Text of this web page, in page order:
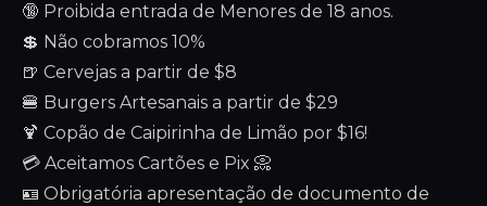
🔞 Proibida entrada de Menores de 18 anos.
💲 Não cobramos 10%
🍺 Cervejas a partir de $8
🍔 Burgers Artesanais a partir de $29
🍹 Copão de Caipirinha de Limão por $16!
💳 Aceitamos Cartões e Pix 📀
🪪 Obrigatória apresentação de documento de